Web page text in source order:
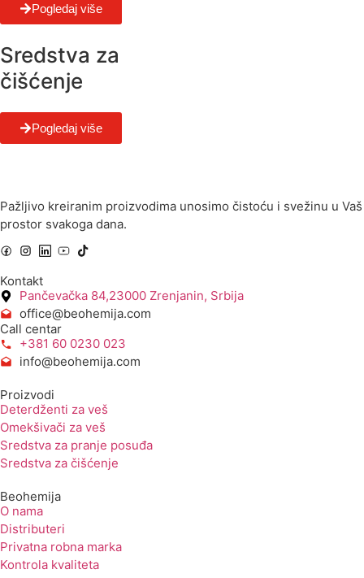
Pogledaj više
Sredstva za
čišćenje
Pogledaj više
Pažljivo kreiranim proizvodima unosimo čistoću i svežinu u Vaš
prostor svakoga dana.
Kontakt
Pančevačka 84,23000 Zrenjanin, Srbija
office@beohemija.com
Call centar
+381 60 0230 023
info@beohemija.com
Proizvodi
Deterdženti za veš
Omekšivači za veš
Sredstva za pranje posuđa
Sredstva za čišćenje
Beohemija
O nama
Distributeri
Privatna robna marka
Kontrola kvaliteta